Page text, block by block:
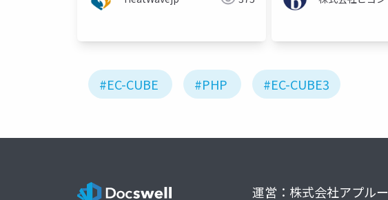
#EC-CUBE #PHP #EC-CUBE3
運営：株式会社アプル